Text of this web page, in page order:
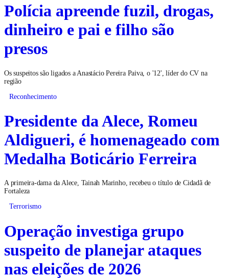
Polícia apreende fuzil, drogas,
dinheiro e pai e filho são
presos
Os suspeitos são ligados a Anastácio Pereira Paiva, o '12', líder do CV na
região
Reconhecimento
Presidente da Alece, Romeu
Aldigueri, é homenageado com
Medalha Boticário Ferreira
A primeira-dama da Alece, Tainah Marinho, recebeu o título de Cidadã de
Fortaleza
Terrorismo
Operação investiga grupo
suspeito de planejar ataques
nas eleições de 2026